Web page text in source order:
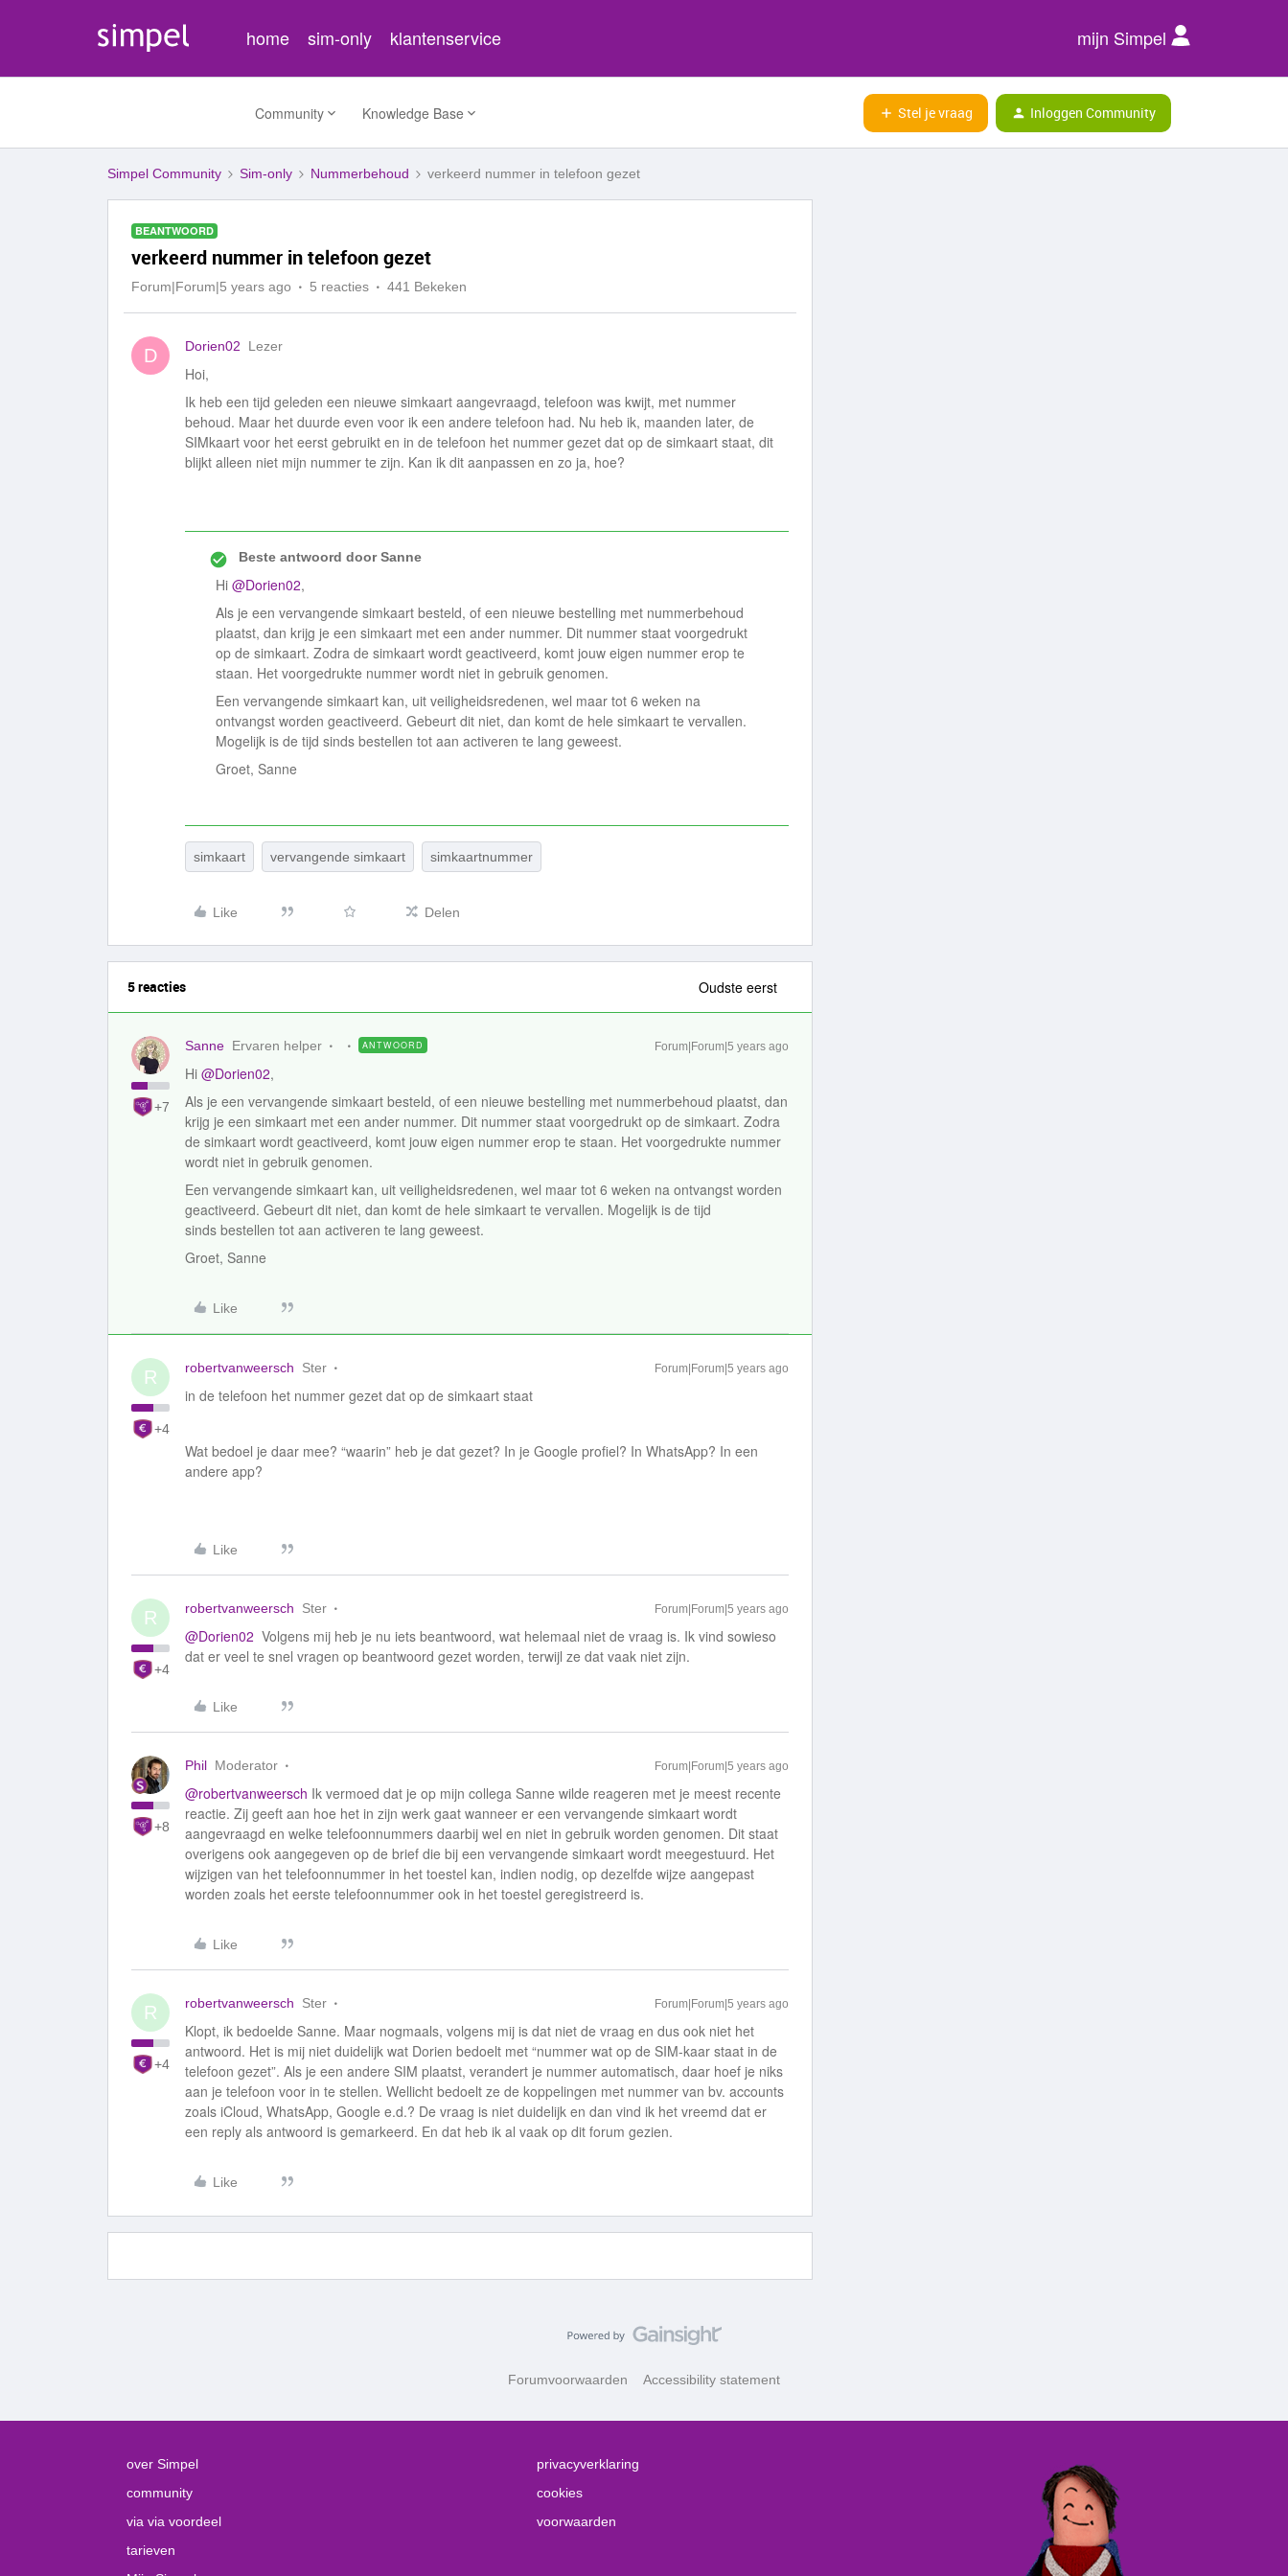
home sim-only klantenservice mijn Simpel
Community Knowledge Base Stel je vraag Inloggen Community
Simpel Community Sim-only Nummerbehoud verkeerd nummer in telefoon gezet
BEANTWOORD
verkeerd nummer in telefoon gezet
Forum|Forum|5 years ago 5 reacties 441 Bekeken
D Dorien02 Lezer
Hoi,
Ik heb een tijd geleden een nieuwe simkaart aangevraagd, telefoon was kwijt, met nummer
behoud. Maar het duurde even voor ik een andere telefoon had. Nu heb ik, maanden later, de
SIMkaart voor het eerst gebruikt en in de telefoon het nummer gezet dat op de simkaart staat, dit
blijkt alleen niet mijn nummer te zijn. Kan ik dit aanpassen en zo ja, hoe?
Beste antwoord doorSanne
Hi @Dorien02,
Als je een vervangende simkaart besteld, of een nieuwe bestelling met nummerbehoud
plaatst, dan krijg je een simkaart met een ander nummer. Dit nummer staat voorgedrukt
op de simkaart. Zodra de simkaart wordt geactiveerd, komt jouw eigen nummer erop te
staan. Het voorgedrukte nummer wordt niet in gebruik genomen.
Een vervangende simkaart kan, uit veiligheidsredenen, wel maar tot 6 weken na
ontvangst worden geactiveerd. Gebeurt dit niet, dan komt de hele simkaart te vervallen.
Mogelijk is de tijd sinds bestellen tot aan activeren te lang geweest.
Groet, Sanne
simkaart vervangende simkaart simkaartnummer
Like Delen
5 reacties Oudste eerst
+7
Sanne Ervaren helper ANTWOORD Forum|Forum|5 years ago
Hi @Dorien02,
Als je een vervangende simkaart besteld, of een nieuwe bestelling met nummerbehoud plaatst, dan
krijg je een simkaart met een ander nummer. Dit nummer staat voorgedrukt op de simkaart. Zodra
de simkaart wordt geactiveerd, komt jouw eigen nummer erop te staan. Het voorgedrukte nummer
wordt niet in gebruik genomen.
Een vervangende simkaart kan, uit veiligheidsredenen, wel maar tot 6 weken na ontvangst worden
geactiveerd. Gebeurt dit niet, dan komt de hele simkaart te vervallen. Mogelijk is de tijd
sinds bestellen tot aan activeren te lang geweest.
Groet, Sanne
Like
R
+4
robertvanweersch Ster Forum|Forum|5 years ago
in de telefoon het nummer gezet dat op de simkaart staat
Wat bedoel je daar mee? “waarin” heb je dat gezet? In je Google profiel? In WhatsApp? In een
andere app?
Like
R
+4
robertvanweersch Ster Forum|Forum|5 years ago
@Dorien02 Volgens mij heb je nu iets beantwoord, wat helemaal niet de vraag is. Ik vind sowieso
dat er veel te snel vragen op beantwoord gezet worden, terwijl ze dat vaak niet zijn.
Like
+8
Phil Moderator Forum|Forum|5 years ago
@robertvanweersch Ik vermoed dat je op mijn collega Sanne wilde reageren met je meest recente
reactie. Zij geeft aan hoe het in zijn werk gaat wanneer er een vervangende simkaart wordt
aangevraagd en welke telefoonnummers daarbij wel en niet in gebruik worden genomen. Dit staat
overigens ook aangegeven op de brief die bij een vervangende simkaart wordt meegestuurd. Het
wijzigen van het telefoonnummer in het toestel kan, indien nodig, op dezelfde wijze aangepast
worden zoals het eerste telefoonnummer ook in het toestel geregistreerd is.
Like
R
+4
robertvanweersch Ster Forum|Forum|5 years ago
Klopt, ik bedoelde Sanne. Maar nogmaals, volgens mij is dat niet de vraag en dus ook niet het
antwoord. Het is mij niet duidelijk wat Dorien bedoelt met “nummer wat op de SIM-kaar staat in de
telefoon gezet”. Als je een andere SIM plaatst, verandert je nummer automatisch, daar hoef je niks
aan je telefoon voor in te stellen. Wellicht bedoelt ze de koppelingen met nummer van bv. accounts
zoals iCloud, WhatsApp, Google e.d.? De vraag is niet duidelijk en dan vind ik het vreemd dat er
een reply als antwoord is gemarkeerd. En dat heb ik al vaak op dit forum gezien.
Like
Forumvoorwaarden Accessibility statement
over Simpel
community
via via voordeel
tarieven
privacyverklaring
cookies
voorwaarden